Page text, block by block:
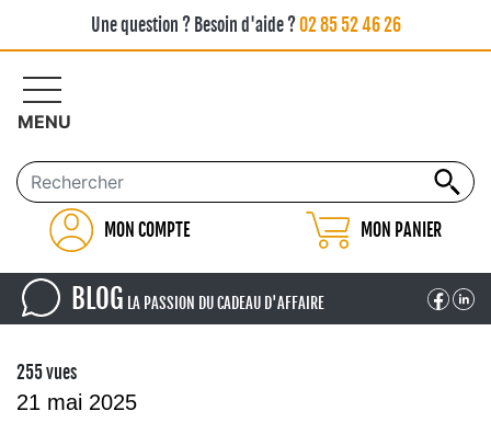
Une question ? Besoin d'aide ?02 85 52 46 26
MON COMPTE MON PANIER
MENU
BLOG LA PASSION DU CADEAU D'AFFAIRE
255 vues
21 mai 2025